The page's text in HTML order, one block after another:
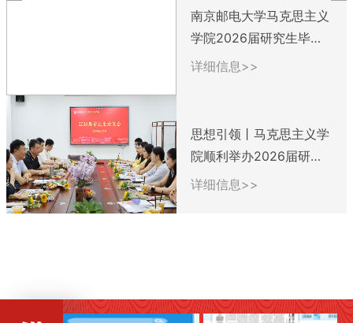
南京邮电大学马克思主义
学院2026届研究生毕业
纪念视频
详细信息>>
思想引领丨马克思主义学
院顺利举办2026届研究
生毕业欢送会暨毕业...
详细信息>>